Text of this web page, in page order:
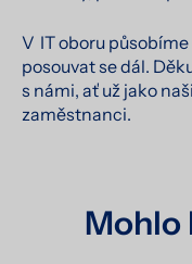
V IT oboru
posouvat se dál.
s námi, ať už jako
zaměstnanci.
Mohlo